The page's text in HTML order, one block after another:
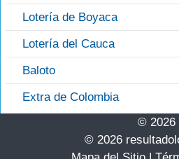
Lotería de Boyaca
Lotería del Cauca
Baloto
Extra de Colombia
© 2026
© 2026